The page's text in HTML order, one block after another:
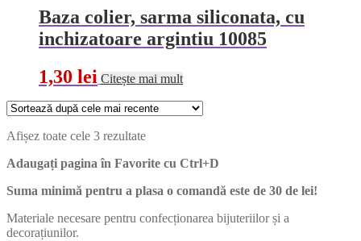
Baza colier, sarma siliconata, cu
inchizatoare argintiu 10085
1,30 lei Citește mai mult
Afișez toate cele 3 rezultateSortat
cele
recente
Adaugați pagina în Favorite cu Ctrl+D
Suma minimă pentru a plasa o comandă este de 30 de lei!
Materiale necesare pentru confecționarea bijuteriilor și a
decorațiunilor.